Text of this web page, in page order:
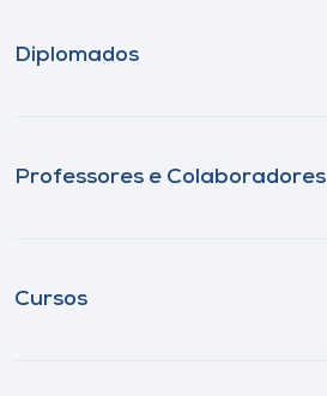
Diplomados
Professores e Colaboradores
Cursos